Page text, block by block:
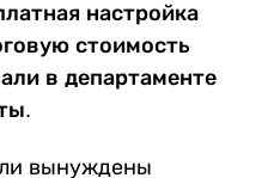
настройка
стоимость
в департаменте
вынуждены